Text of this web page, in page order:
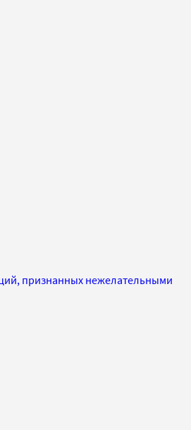
признанных нежелательными